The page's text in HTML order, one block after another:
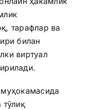
тарафлар ва
билан
виртуал